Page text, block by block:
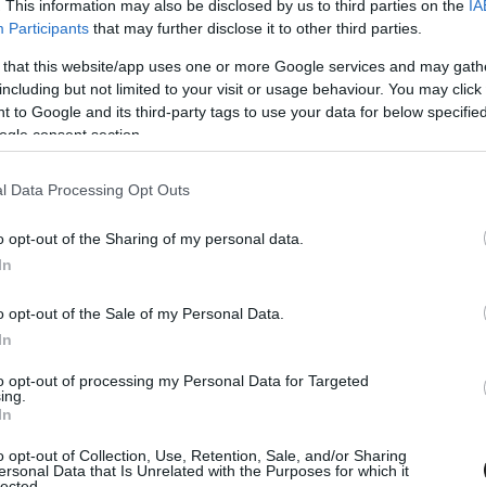
This information may also be disclosed by us to third parties on the
Participants that may further disclose it to other third parties.
that this website/app uses one or more Google services and may
but not limited to your visit or usage behaviour. You may
to Google and its third-party tags to use your data for below
consent section.
Data Processing Opt Outs
opt-out of the Sharing of my personal data.
opt-out of the Sale of my Personal Data.
opt-out of processing my Personal Data for Targeted
opt-out of Collection, Use, Retention, Sale, and/or Sharing
Data that Is Unrelated with the Purposes for which it
átkerült volna a rendezvény a Szentpétervár
Ám tavaly februárban Oroszország háborút
kapcsolatait az illetékesekkel.
hogy a száguldó cirkusz nem fog
is szankciókkal illette (csakúgy, mint
orosz zászló alatt. Vagy másik
a nemzetközi eseményeken (Daniil Kvyat és